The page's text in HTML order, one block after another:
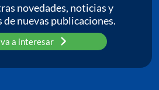
novedades, noticias y
nuevas publicaciones.
va a interesar